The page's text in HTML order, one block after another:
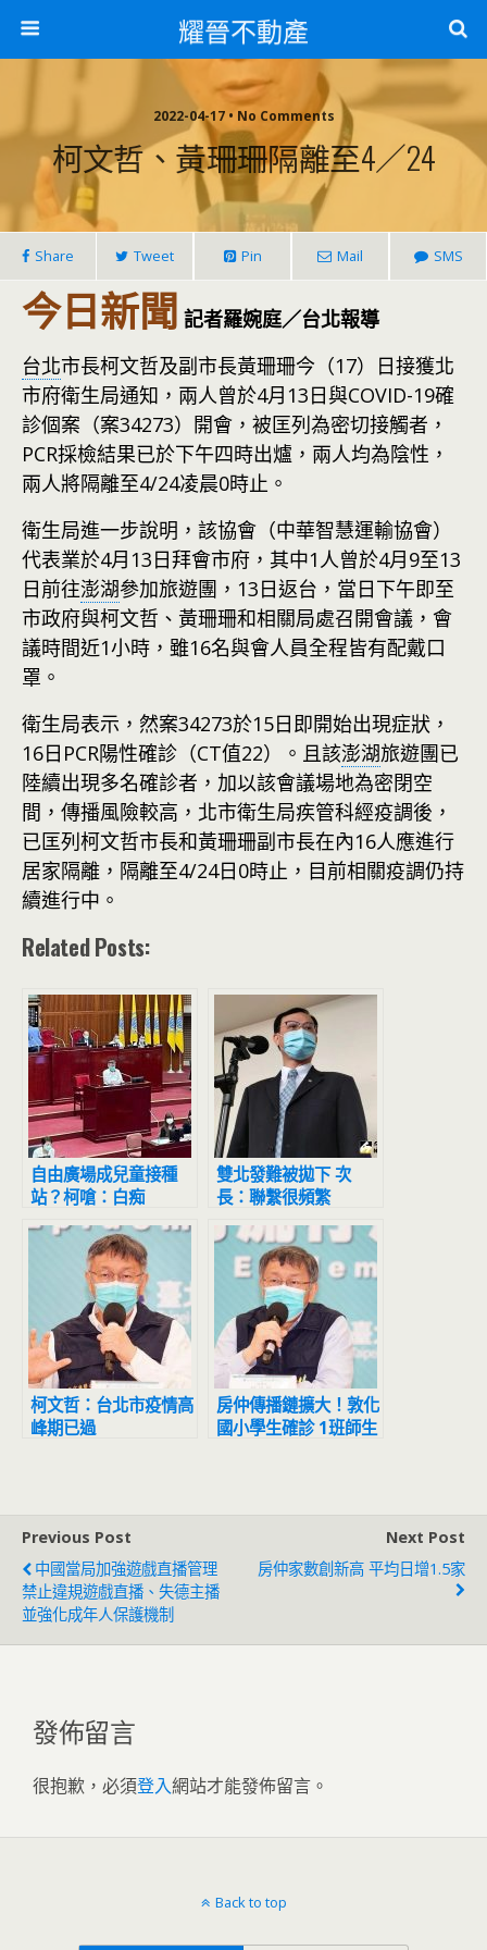
耀晉不動產
2022-04-17 • No Comments
柯文哲、黃珊珊隔離至4／24
Share Tweet Pin Mail SMS
今日新聞 記者羅婉庭／台北報導
台北市長柯文哲及副市長黃珊珊今（17）日接獲北
市府衛生局通知，兩人曾於4月13日與COVID-19確
診個案（案34273）開會，被匡列為密切接觸者，
PCR採檢結果已於下午四時出爐，兩人均為陰性，
兩人將隔離至4/24凌晨0時止。
衛生局進一步說明，該協會（中華智慧運輸協會）
代表業於4月13日拜會市府，其中1人曾於4月9至13
日前往澎湖參加旅遊團，13日返台，當日下午即至
市政府與柯文哲、黃珊珊和相關局處召開會議，會
議時間近1小時，雖16名與會人員全程皆有配戴口
罩。
衛生局表示，然案34273於15日即開始出現症狀，
16日PCR陽性確診（CT值22）。且該澎湖旅遊團已
陸續出現多名確診者，加以該會議場地為密閉空
間，傳播風險較高，北市衛生局疾管科經疫調後，
已匡列柯文哲市長和黃珊珊副市長在內16人應進行
居家隔離，隔離至4/24日0時止，目前相關疫調仍持
續進行中。
Related Posts:
自由廣場成兒童接種
站？柯嗆：白痴
雙北發難被拋下 次
長：聯繫很頻繁
柯文哲：台北市疫情高
峰期已過
房仲傳播鏈擴大！敦化
國小學生確診 1班師生
Previous Post
中國當局加強遊戲直播管理
禁止違規遊戲直播、失德主播
並強化成年人保護機制
Next Post
房仲家數創新高 平均日增1.5家
發佈留言
很抱歉，必須登入網站才能發佈留言。
Back to top